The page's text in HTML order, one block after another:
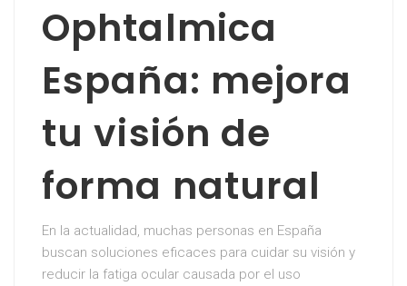
Ophtalmica
España: mejora
tu visión de
forma natural
En la actualidad, muchas personas en España
buscan soluciones eficaces para cuidar su visión y
reducir la fatiga ocular causada por el uso